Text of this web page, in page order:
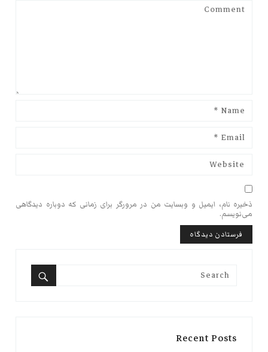
ذخیره نام، ایمیل و وبسایت من در مرورگر برای زمانی که دوباره دیدگاهی
می‌نویسم.
Search
Recent Posts